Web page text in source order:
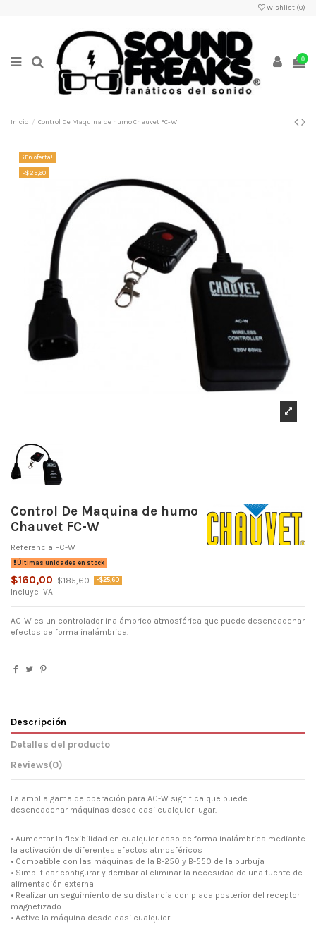
Wishlist (0)
0
Inicio Control De Maquina de humo Chauvet FC-W
¡En oferta!
-$25,60
Control De Maquina de humo
Chauvet FC-W
Referencia FC-W
Últimas unidades en stock
$160,00 $185,60 -$25,60
Incluye IVA
AC-W es un controlador inalámbrico atmosférica que puede desencadenar
efectos de forma inalámbrica.
Descripción
Detalles del producto
Reviews(0)
La amplia gama de operación para AC-W significa que puede
desencadenar máquinas desde casi cualquier lugar.
• Aumentar la flexibilidad en cualquier caso de forma inalámbrica mediante
la activación de diferentes efectos atmosféricos
• Compatible con las máquinas de la B-250 y B-550 de la burbuja
• Simplificar configurar y derribar al eliminar la necesidad de una fuente de
alimentación externa
• Realizar un seguimiento de su distancia con placa posterior del receptor
magnetizado
• Active la máquina desde casi cualquier